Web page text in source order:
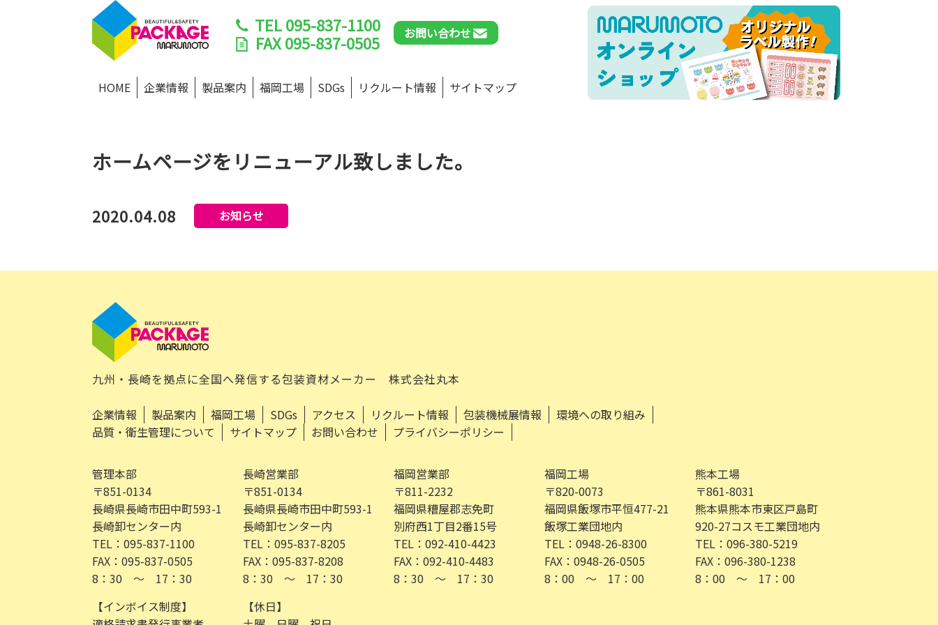
TEL095-837-1100
FAX095-837-0505 お問い合わせ
HOME 企業情報 製品案内 福岡工場 SDGs リクルート情報 サイトマップ
ホームページをリニューアル致しました。
2020.04.08 お知らせ
九州・長崎を拠点に全国へ発信する包装資材メーカー 株式会社丸本
企業情報 製品案内 福岡工場 SDGs アクセス リクルート情報 包装機械展情報
環境への取り組み
品質・衛生管理について
サイトマップ お問い合わせ プライバシーポリシー
管理本部
〒851-0134
長崎県長崎市田中町593-1
長崎卸センター内
TEL：095-837-1100
FAX：095-837-0505
8：30 ～ 17：30
長崎営業部
〒851-0134
長崎県長崎市田中町593-1
長崎卸センター内
TEL：095-837-8205
FAX：095-837-8208
8：30 ～ 17：30
福岡営業部
〒811-2232
福岡県糟屋郡志免町
別府西1丁目2番15号
TEL：092-410-4423
FAX：092-410-4483
8：30 ～ 17：30
福岡工場
〒820-0073
福岡県飯塚市平恒477-21
飯塚工業団地内
TEL：0948-26-8300
FAX：0948-26-0505
8：00 ～ 17：00
熊本工場
〒861-8031
熊本県熊本市東区戸島町
920-27コスモ工業団地内
TEL：096-380-5219
FAX：096-380-1238
8：00 ～ 17：00
【インボイス制度】
【休日】